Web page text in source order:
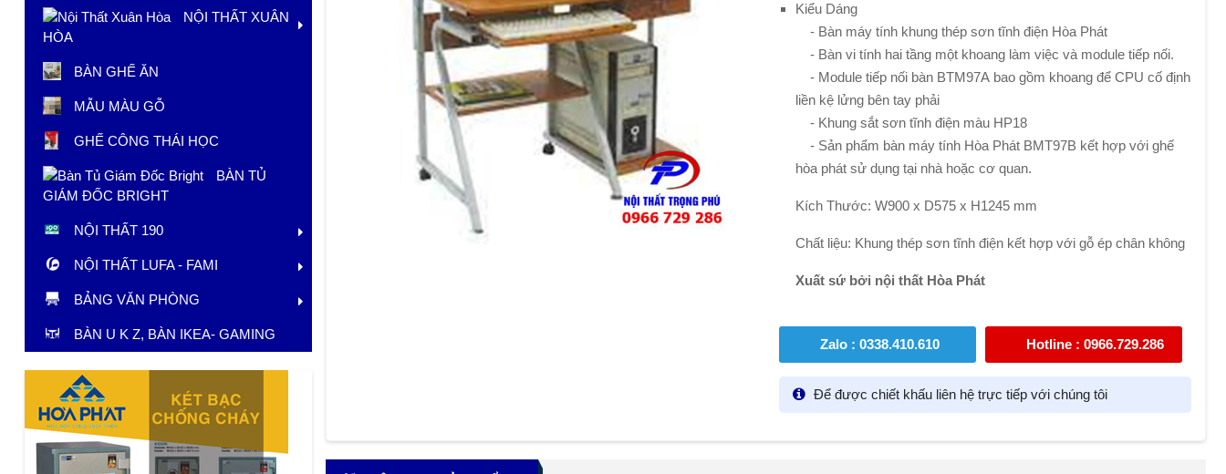
NỘI THẤT XUÂN
HÒA
BÀN GHẾ ĂN
MẪU MÀU GỖ
GHẾ CÔNG THÁI HỌC
BÀN TỦ
GIÁM ĐỐC BRIGHT
NỘI THẤT 190
NỘI THẤT LUFA - FAMI
BẢNG VĂN PHÒNG
BÀN U K Z, BÀN IKEA- GAMING
Kiểu Dáng
- Bàn máy tính khung thép sơn tĩnh điện Hòa Phát
- Bàn vi tính hai tầng một khoang làm việc và module tiếp nối.
- Module tiếp nối bàn BTM97A bao gồm khoang để CPU cố định
liền kệ lửng bên tay phải
- Khung sắt sơn tĩnh điện màu HP18
- Sản phẩm bàn máy tính Hòa Phát BMT97B kết hợp với ghế
hòa phát sử dụng tại nhà hoặc cơ quan.
Kích Thước: W900 x D575 x H1245 mm
Chất liệu: Khung thép sơn tĩnh điện kết hợp với gỗ ép chân không
Xuất sứ bởi nội thất Hòa Phát
Zalo : 0338.410.610 Hotline : 0966.729.286
Để được chiết khấu liên hệ trực tiếp với chúng tôi